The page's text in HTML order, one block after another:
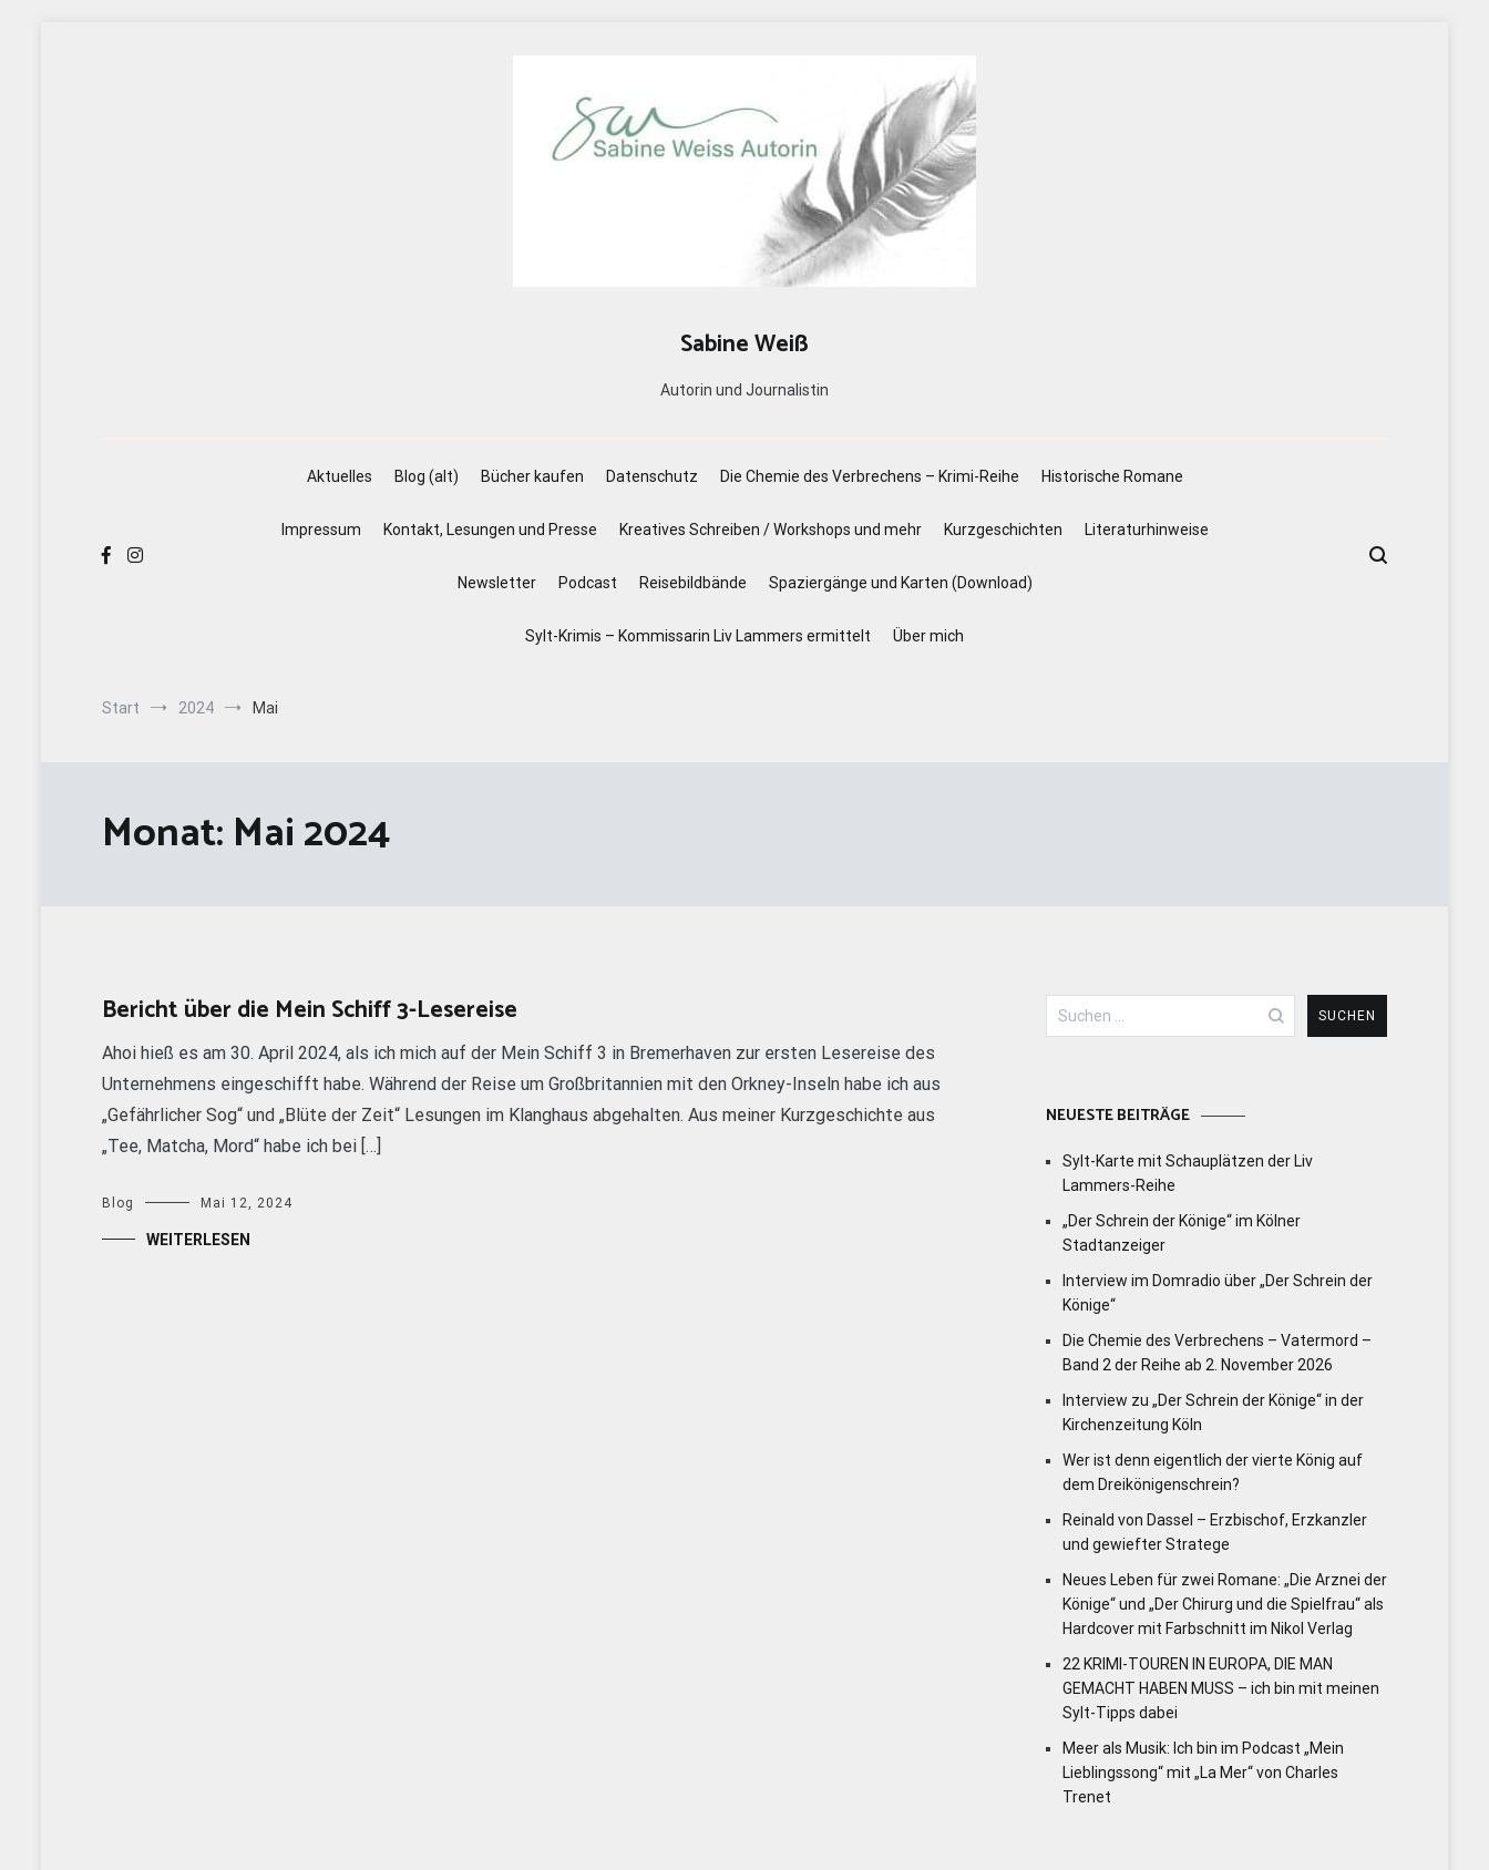
Sabine Weiß
Autorin und Journalistin
Aktuelles Blog (alt) Bücher kaufen Datenschutz Die Chemie des Verbrechens – Krimi-Reihe Historische Romane
Impressum Kontakt, Lesungen und Presse Kreatives Schreiben / Workshops und mehr Kurzgeschichten Literaturhinweise
Newsletter Podcast Reisebildbände Spaziergänge und Karten (Download)
Sylt-Krimis – Kommissarin Liv Lammers ermittelt Über mich
Start 2024 Mai
Monat: Mai 2024
Bericht über die Mein Schiff 3-Lesereise
Ahoi hieß es am 30. April 2024, als ich mich auf der Mein Schiff 3 in Bremerhaven zur ersten Lesereise des
Unternehmens eingeschifft habe. Während der Reise um Großbritannien mit den Orkney-Inseln habe ich aus
„Gefährlicher Sog“ und „Blüte der Zeit“ Lesungen im Klanghaus abgehalten. Aus meiner Kurzgeschichte aus
„Tee, Matcha, Mord“ habe ich bei […]
Blog Mai 12, 2024
WEITERLESEN
Suchen
nach:
NEUESTE BEITRÄGE
Sylt-Karte mit Schauplätzen der Liv
Lammers-Reihe
„Der Schrein der Könige“ im Kölner
Stadtanzeiger
Interview im Domradio über „Der Schrein der
Könige“
Die Chemie des Verbrechens – Vatermord –
Band 2 der Reihe ab 2. November 2026
Interview zu „Der Schrein der Könige“ in der
Kirchenzeitung Köln
Wer ist denn eigentlich der vierte König auf
dem Dreikönigenschrein?
Reinald von Dassel – Erzbischof, Erzkanzler
und gewiefter Stratege
Neues Leben für zwei Romane: „Die Arznei der
Könige“ und „Der Chirurg und die Spielfrau“ als
Hardcover mit Farbschnitt im Nikol Verlag
22 KRIMI-TOUREN IN EUROPA, DIE MAN
GEMACHT HABEN MUSS – ich bin mit meinen
Sylt-Tipps dabei
Meer als Musik: Ich bin im Podcast „Mein
Lieblingssong“ mit „La Mer“ von Charles
Trenet